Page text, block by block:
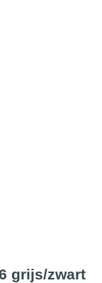
grijs/zwart